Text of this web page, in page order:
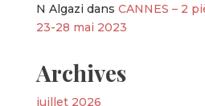
N Algazi dans CANNES – 2
23-28 mai 2023
Archives
juillet 2026